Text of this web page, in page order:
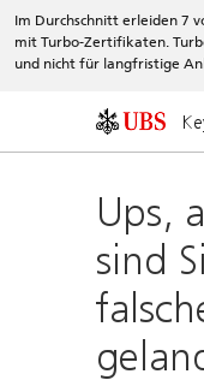
Im Durchschnitt erleiden 7
mit Turbo-Zertifikaten.
und nicht für langfristige
Ups,
sind